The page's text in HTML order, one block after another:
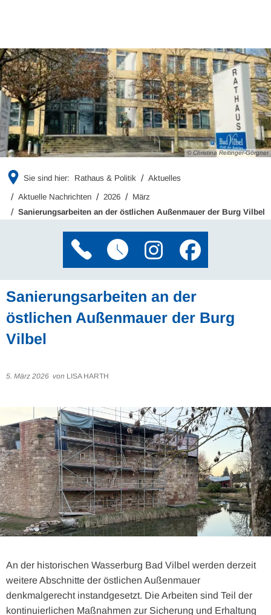
© Christina Reitinger-Görgner
Sie sind hier: Rathaus & Politik Aktuelles
Aktuelle Nachrichten 2026
März
Sanierungsarbeiten an der östlichen Außenmauer der Burg Vilbel
Sanierungsarbeiten an der
östlichen Außenmauer der Burg
Vilbel
5. März 2026 von LISA HARTH
An der historischen Wasserburg Bad Vilbel werden derzeit
weitere Abschnitte der östlichen Außenmauer
denkmalgerecht instandgesetzt. Die Arbeiten sind Teil der
kontinuierlichen Maßnahmen zur Sicherung und Erhaltung